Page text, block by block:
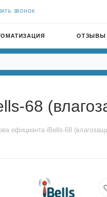
ЗВОНОК
ОТЗЫВЫ
68
официанта iBells-68